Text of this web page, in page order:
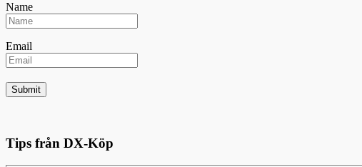
Name
Email
Tips från DX-Köp